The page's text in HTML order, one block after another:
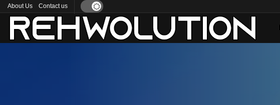
About Us Contact us